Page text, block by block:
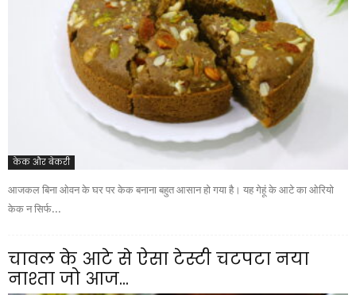
केक और बेकरी
आजकल बिना ओवन के घर पर केक बनाना बहुत आसान हो गया है। यह गेहूं के आटे का ओरियो
केक न सिर्फ...
चावल के आटे से ऐसा टेस्टी चटपटा नया
नाश्ता जो आज...